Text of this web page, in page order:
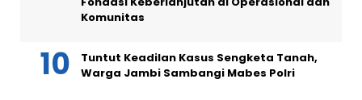
Komunitas
Tuntut Keadilan Kasus Sengketa Tanah,
Warga Jambi Sambangi Mabes Polri